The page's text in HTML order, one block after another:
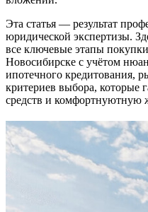
Эта статья — результат
юридической экспертизы.
все ключевые этапы
Новосибирске с учётом
ипотечного кредитования,
критериев выбора, которые
средств и комфортнуютную